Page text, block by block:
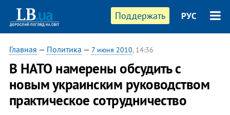
Поддержать РУС
Главная — Политика — 7 июня 2010, 14:36
В НАТО намерены обсудить с
новым украинским руководством
практическое сотрудничество